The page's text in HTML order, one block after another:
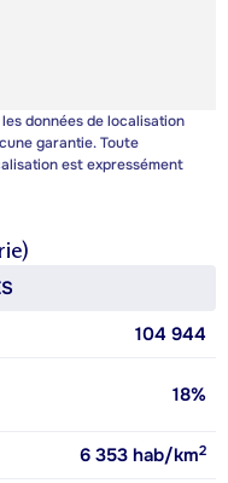
les données de localisation
garantie. Toute
est expressément
104 944
18%
6 353 hab/km2